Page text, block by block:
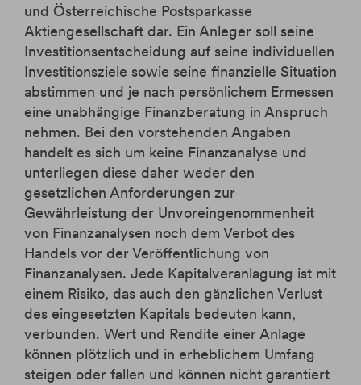
und Österreichische Postsparkasse
Aktiengesellschaft dar. Ein Anleger soll seine
Investitionsentscheidung auf seine individuellen
Investitionsziele sowie seine finanzielle Situation
abstimmen und je nach persönlichem Ermessen
eine unabhängige Finanzberatung in Anspruch
nehmen. Bei den vorstehenden Angaben
handelt es sich um keine Finanzanalyse und
unterliegen diese daher weder den
gesetzlichen Anforderungen zur
Gewährleistung der Unvoreingenommenheit
von Finanzanalysen noch dem Verbot des
Handels vor der Veröffentlichung von
Finanzanalysen. Jede Kapitalveranlagung ist mit
einem Risiko, das auch den gänzlichen Verlust
des eingesetzten Kapitals bedeuten kann,
verbunden. Wert und Rendite einer Anlage
können plötzlich und in erheblichem Umfang
steigen oder fallen und können nicht garantiert